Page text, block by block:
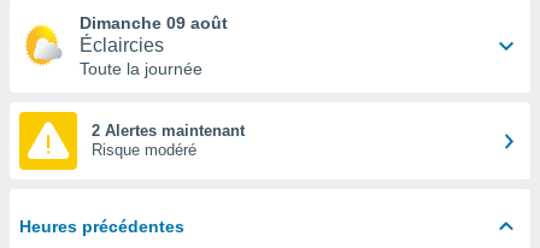
les
Dimanche 09 août
Éclaircies
Toute la journée
2 Alertes maintenant
Risque modéré
Heures précédentes